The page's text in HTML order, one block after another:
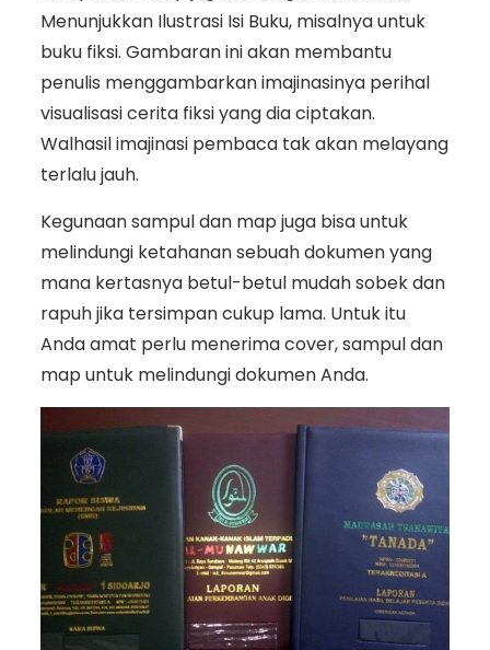
Menunjukkan Ilustrasi Isi Buku, misalnya untuk
buku fiksi. Gambaran ini akan membantu
penulis menggambarkan imajinasinya perihal
visualisasi cerita fiksi yang dia ciptakan.
Walhasil imajinasi pembaca tak akan melayang
terlalu jauh.
Kegunaan sampul dan map juga bisa untuk
melindungi ketahanan sebuah dokumen yang
mana kertasnya betul-betul mudah sobek dan
rapuh jika tersimpan cukup lama. Untuk itu
Anda amat perlu menerima cover, sampul dan
map untuk melindungi dokumen Anda.